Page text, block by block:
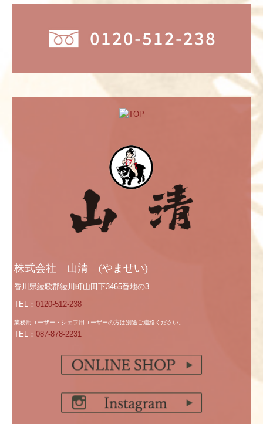
株式会社 山清 (やませい)
香川県綾歌郡綾川町山田下3465番地の3
TEL：0120-512-238
業務用ユーザー・シェフ用ユーザーの方は別途ご連絡ください。
TEL：087-878-2231